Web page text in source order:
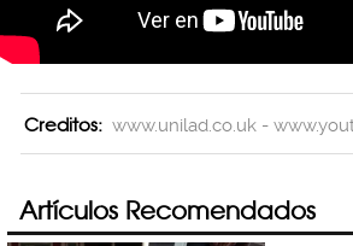
Creditos: www.unilad.co.uk -
Artículos Recomendados